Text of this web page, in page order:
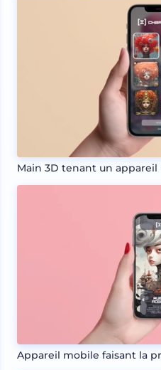
Main 3D tenant un appareil
Appareil mobile faisant la